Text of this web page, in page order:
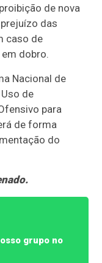
de nova
das
caso de
dobro.
Nacional de
de
para
de forma
do
grupo no